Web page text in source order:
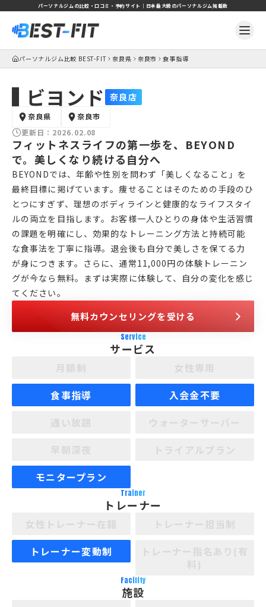
パーソナルジムの比較・口コミ・予約サイト｜日本最大級のパーソナルジム掲載数
パーソナルジム比較 BEST-FIT 奈良県 奈良市 食事指導
ビヨンド 奈良店
奈良県
奈良市
更新日： 2026.02.08
フィットネスライフの第一歩を、BEYOND
で。美しくなり続ける自分へ
BEYONDでは、年齢や性別を問わず「美しくなること」を
最終目標に掲げています。痩せることはそのための手段のひ
とつにすぎず、理想のボディラインと健康的なライフスタイ
ルの両立を目指します。お客様一人ひとりの身体や生活習慣
の課題を明確にし、効果的なトレーニング方法と持続可能
な食事法を丁寧に指導。退会後も自分で美しさを保てる力
が身につきます。さらに、通常11,000円の体験トレーニン
グが今なら無料。まずは実際に体験して、自分の変化を感じ
てください。
無料カウンセリングを受ける
Service
サービス
食事指導
入会金不要
モニタープラン
Trainer
トレーナー
トレーナー変動制
Facility
施設